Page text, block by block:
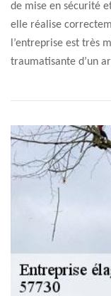
de mise en sécurité
elle réalise
l’entreprise est très
traumatisante d’un